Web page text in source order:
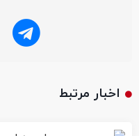
اخبار مرتبط